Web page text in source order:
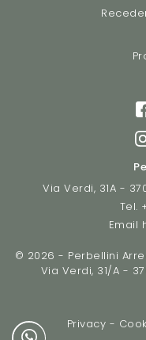
Via Verdi, 31A -
Tel.
Email
© 2026 - Perbellini
Via Verdi, 31/A -
Privacy -